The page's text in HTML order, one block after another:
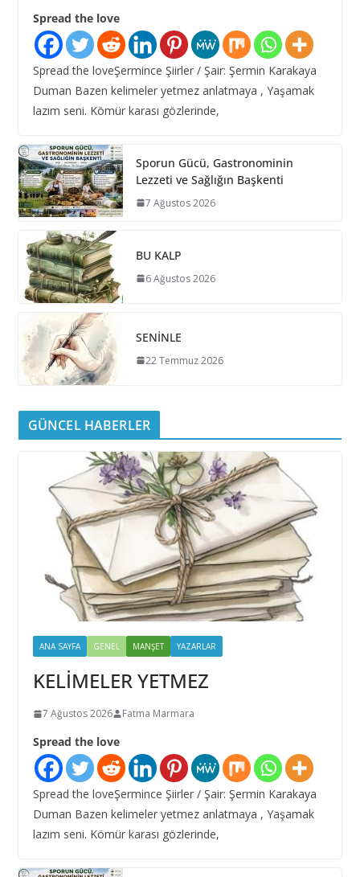
Spread the love
Spread the loveŞermince Şiirler / Şair: Şermin Karakaya
Duman Bazen kelimeler yetmez anlatmaya , Yaşamak
lazım seni. Kömür karası gözlerinde,
Sporun Gücü, Gastronominin
Lezzeti ve Sağlığın Başkenti
7 Ağustos 2026
BU KALP
6 Ağustos 2026
SENİNLE
22 Temmuz 2026
GÜNCEL HABERLER
ANA SAYFA GENEL MANŞET YAZARLAR
KELİMELER YETMEZ
7 Ağustos 2026 Fatma Marmara
Spread the love
Spread the loveŞermince Şiirler / Şair: Şermin Karakaya
Duman Bazen kelimeler yetmez anlatmaya , Yaşamak
lazım seni. Kömür karası gözlerinde,